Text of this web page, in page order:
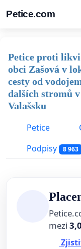
Petice.com
Petice proti
obci Zašová v
cesty od
dalších stromů
Valašsku
Petice
Podpisy 8 963
mezi